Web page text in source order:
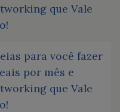
que Vale
para você fazer
por mês e
que Vale